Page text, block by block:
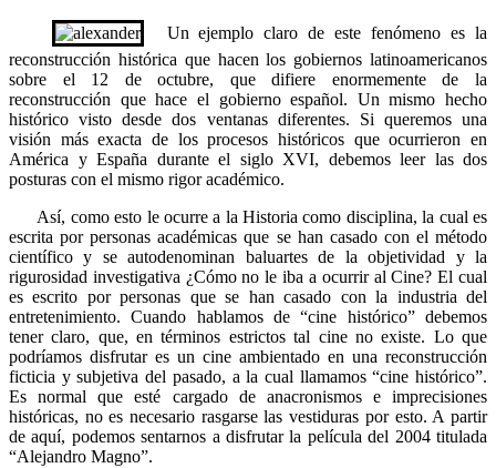
Un ejemplo claro de este fenómeno es la
reconstrucción histórica que hacen los gobiernos latinoamericanos
sobre el 12 de octubre, que difiere enormemente de la
reconstrucción que hace el gobierno español. Un mismo hecho
histórico visto desde dos ventanas diferentes. Si queremos una
visión más exacta de los procesos históricos que ocurrieron en
América y España durante el siglo XVI, debemos leer las dos
posturas con el mismo rigor académico.
Así, como esto le ocurre a la Historia como disciplina, la cual es
escrita por personas académicas que se han casado con el método
científico y se autodenominan baluartes de la objetividad y la
rigurosidad investigativa ¿Cómo no le iba a ocurrir al Cine? El cual
es escrito por personas que se han casado con la industria del
entretenimiento. Cuando hablamos de “cine histórico” debemos
tener claro, que, en términos estrictos tal cine no existe. Lo que
podríamos disfrutar es un cine ambientado en una reconstrucción
ficticia y subjetiva del pasado, a la cual llamamos “cine histórico”.
Es normal que esté cargado de anacronismos e imprecisiones
históricas, no es necesario rasgarse las vestiduras por esto. A partir
de aquí, podemos sentarnos a disfrutar la película del 2004 titulada
“Alejandro Magno”.